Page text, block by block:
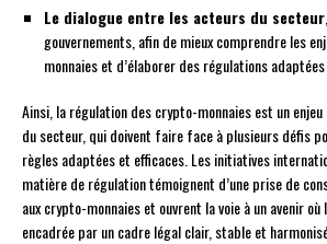
Le dialogue entre les acteurs du secteur
gouvernements, afin de mieux comprendre les
monnaies et d’élaborer des régulations
Ainsi, la régulation des crypto-monnaies est un
du secteur, qui doivent faire face à plusieurs défis
règles adaptées et efficaces. Les initiatives
matière de régulation témoignent d’une prise de
aux crypto-monnaies et ouvrent la voie à un avenir
encadrée par un cadre légal clair, stable et